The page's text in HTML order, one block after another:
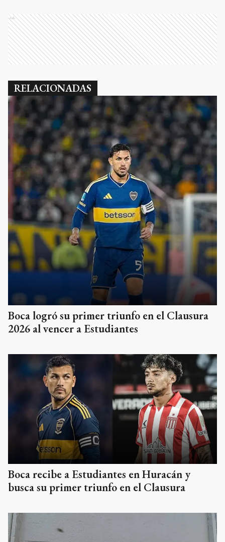
Ads
RELACIONADAS
Boca logró su primer triunfo en el Clausura
2026 al vencer a Estudiantes
Boca recibe a Estudiantes en Huracán y
busca su primer triunfo en el Clausura